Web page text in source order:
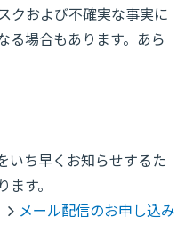
クおよび不確実な事実に
る場合もあります。あら
いち早くお知らせするた
す。
メール配信のお申し込み